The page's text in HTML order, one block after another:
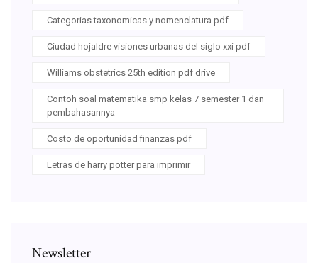
Categorias taxonomicas y nomenclatura pdf
Ciudad hojaldre visiones urbanas del siglo xxi pdf
Williams obstetrics 25th edition pdf drive
Contoh soal matematika smp kelas 7 semester 1 dan
pembahasannya
Costo de oportunidad finanzas pdf
Letras de harry potter para imprimir
Newsletter